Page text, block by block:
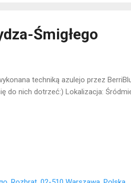
Śmigłego
techniką azulejo przez
do nich dotrzeć:) Lokalizacja: